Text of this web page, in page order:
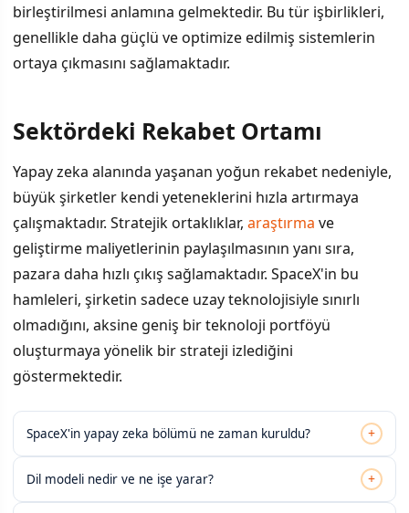
birleştirilmesi anlamına gelmektedir. Bu tür işbirlikleri,
genellikle daha güçlü ve optimize edilmiş sistemlerin
ortaya çıkmasını sağlamaktadır.
Sektördeki Rekabet Ortamı
Yapay zeka alanında yaşanan yoğun rekabet nedeniyle,
büyük şirketler kendi yeteneklerini hızla artırmaya
çalışmaktadır. Stratejik ortaklıklar, araştırma ve
geliştirme maliyetlerinin paylaşılmasının yanı sıra,
pazara daha hızlı çıkış sağlamaktadır. SpaceX'in bu
hamleleri, şirketin sadece uzay teknolojisiyle sınırlı
olmadığını, aksine geniş bir teknoloji portföyü
oluşturmaya yönelik bir strateji izlediğini
göstermektedir.
SpaceX'in yapay zeka bölümü ne zaman kuruldu? +
Dil modeli nedir ve ne işe yarar? +